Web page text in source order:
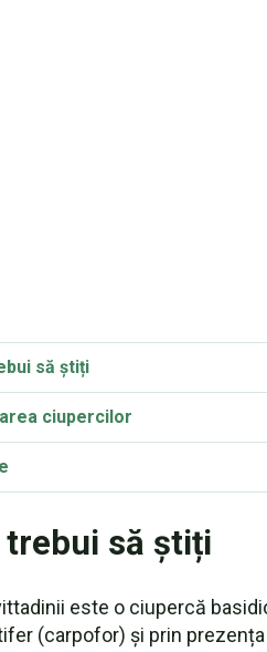
să știți
ciupercilor
trebui să știți
este o ciupercă
(carpofor) și prin